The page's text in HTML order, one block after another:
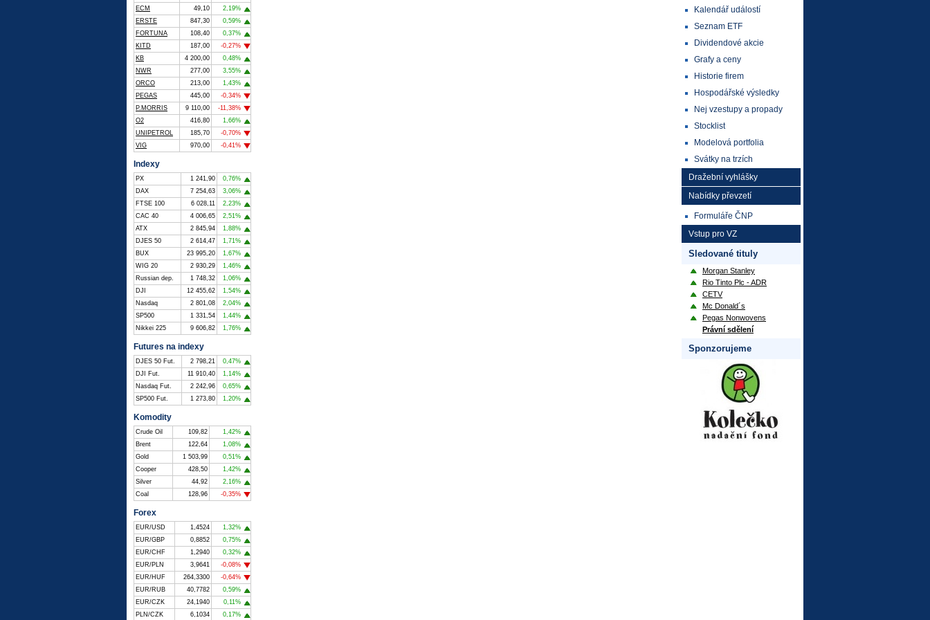
ECM
49,10
2,19%
ERSTE
847,30
0,59%
FORTUNA
108,40
0,37%
KITD
187,00
-0,27%
KB
4 200,00
0,48%
NWR
277,00
3,55%
ORCO
213,00
1,43%
PEGAS
445,00
-0,34%
P.MORRIS
9 110,00
-11,38%
O2
416,80
1,66%
UNIPETROL
185,70
-0,70%
VIG
970,00 -0,41%
Indexy
PX 1 241,90
0,76%
DAX
7 254,63
3,06%
FTSE 100
6 028,11
2,23%
CAC 40
4 006,65
2,51%
ATX
2 845,94
1,88%
DJES 50
2 614,47
1,71%
BUX
23 995,20
1,67%
WIG 20
2 930,29
1,46%
Russian dep.
1 748,32
1,06%
DJI
12 455,62
1,54%
Nasdaq
2 801,08
2,04%
SP500
1 331,54
1,44%
Nikkei 225
9 606,82 1,76%
Futures na indexy
DJES 50 Fut. 2 798,21
0,47%
DJI Fut.
11 910,40
1,14%
Nasdaq Fut.
2 242,96
0,65%
SP500 Fut.
1 273,80 1,20%
Komodity
Crude Oil 109,82
1,42%
Brent
122,64
1,08%
Gold
1 503,99
0,51%
Cooper
428,50
1,42%
Silver
44,92
2,16%
Coal
128,96 -0,35%
Forex
EUR/USD 1,4524
1,32%
EUR/GBP
0,8852
0,75%
EUR/CHF
1,2940
0,32%
EUR/PLN
3,9641
-0,08%
EUR/HUF
264,3300
-0,64%
EUR/RUB
40,7782
0,59%
EUR/CZK
24,1940
0,11%
PLN/CZK
6,1034 0,17%
Kalendář událostí
Seznam ETF
Dividendové akcie
Grafy a ceny
Historie firem
Hospodářské výsledky
Nej vzestupy a propady
Stocklist
Modelová portfolia
Svátky na trzích
Dražební vyhlášky
Nabídky převzetí
Formuláře ČNP
Vstup pro VZ
Sledované tituly
Morgan Stanley
Rio Tinto Plc - ADR
CETV
Mc Donald´s
Pegas Nonwovens
Právní sdělení
Sponzorujeme